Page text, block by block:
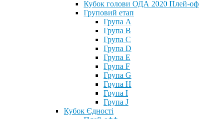
Кубок голови ОДА 2020 Плей-оф
Груповий етап
Група A
Група B
Група C
Група D
Група E
Група F
Група G
Група H
Група I
Група J
Кубок Єдності